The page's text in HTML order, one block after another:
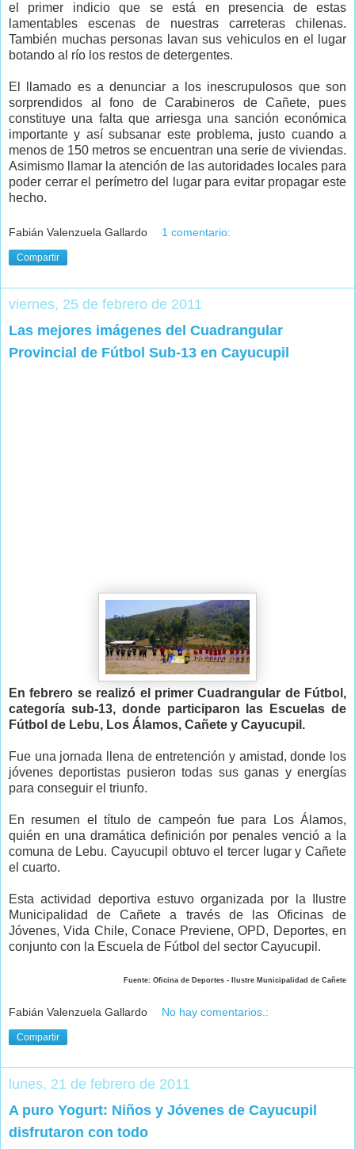
el primer indicio que se está en presencia de estas
lamentables escenas de nuestras carreteras chilenas.
También muchas personas lavan sus vehiculos en el lugar
botando al río los restos de detergentes.
El llamado es a denunciar a los inescrupulosos que son
sorprendidos al fono de Carabineros de Cañete, pues
constituye una falta que arriesga una sanción económica
importante y así subsanar este problema, justo cuando a
menos de 150 metros se encuentran una serie de viviendas.
Asimismo llamar la atención de las autoridades locales para
poder cerrar el perímetro del lugar para evitar propagar este
hecho.
Fabián Valenzuela Gallardo 1 comentario:
Compartir
viernes, 25 de febrero de 2011
Las mejores imágenes del Cuadrangular
Provincial de Fútbol Sub-13 en Cayucupil
En febrero se realizó el primer Cuadrangular de Fútbol,
categoría sub-13, donde participaron las Escuelas de
Fútbol de Lebu, Los Álamos, Cañete y Cayucupil.
Fue una jornada llena de entretención y amistad, donde los
jóvenes deportistas pusieron todas sus ganas y energías
para conseguir el triunfo.
En resumen el título de campeón fue para Los Álamos,
quién en una dramática definición por penales venció a la
comuna de Lebu. Cayucupil obtuvo el tercer lugar y Cañete
el cuarto.
Esta actividad deportiva estuvo organizada por la Ilustre
Municipalidad de Cañete a través de las Oficinas de
Jóvenes, Vida Chile, Conace Previene, OPD, Deportes, en
conjunto con la Escuela de Fútbol del sector Cayucupil.
Fuente: Oficina de Deportes - Ilustre Municipalidad de Cañete
Fabián Valenzuela Gallardo No hay comentarios.:
Compartir
lunes, 21 de febrero de 2011
A puro Yogurt: Niños y Jóvenes de Cayucupil
disfrutaron con todo